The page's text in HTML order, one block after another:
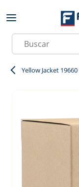
Skip to main
Site Search
Yellow Jacket